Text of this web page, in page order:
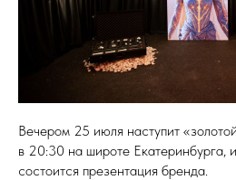
Вечером 25 июля наступит
в 20:30 на широте Екатеринбурга,
состоится презентация бренда.